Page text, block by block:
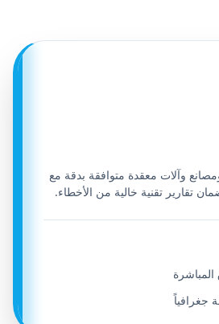
وآلات معقدة متوافقة بدقة مع